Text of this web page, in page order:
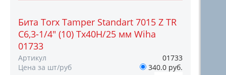
Бита Torx Tamper Standart 7015 Z TR
C6,3-1/4" (10) Tх40H/25 мм Wiha
01733
Артикул
01733
Цена за шт/руб
340.0 руб.